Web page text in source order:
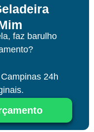
faz barulho
24h